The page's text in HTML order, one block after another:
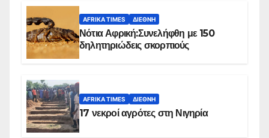
AFRIKA TIMES ΔΙΕΘΝΉ
Νότια Αφρική:Συνελήφθη με 150
δηλητηριώδεις σκορπιούς
AFRIKA TIMES ΔΙΕΘΝΉ
17 νεκροί αγρότες στη Νιγηρία